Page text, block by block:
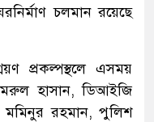
চলমান রয়েছে
প্রকল্পস্থলে এসময়
হাসান, ডিআইজি
রহমান, পুলিশ